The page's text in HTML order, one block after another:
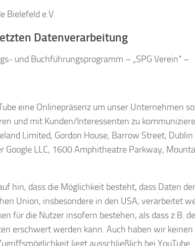
Bielefeld e.V.
Datenverarbeitung
und Buchführungsprogramm – „SPG Verein“ –
eine Onlinepräsenz um unser Unternehmen
und mit Kunden/Interessenten zu
Limited, Gordon House, Barrow Street,
Google LLC, 1600 Amphitheatre Parkway,
hin, dass die Möglichkeit besteht, dass Daten
Union, insbesondere in den USA, verarbeitet
für die Nutzer insofern bestehen, als dass z.B.
erschwert werden kann. Auch haben wir
liegt ausschließlich bei YouTube.